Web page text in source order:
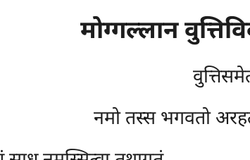
मोग्गल्लान
नमो तस्स भगवतो